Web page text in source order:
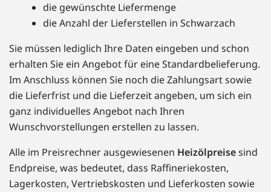
die gewünschte Liefermenge
die Anzahl der Lieferstellen in Schwarzach
Sie müssen lediglich Ihre Daten eingeben und schon
erhalten Sie ein Angebot für eine Standardbelieferung.
Im Anschluss können Sie noch die Zahlungsart sowie
die Lieferfrist und die Lieferzeit angeben, um sich ein
ganz individuelles Angebot nach Ihren
Wunschvorstellungen erstellen zu lassen.
Alle im Preisrechner ausgewiesenen Heizölpreisesind
Endpreise, was bedeutet, dass Raffineriekosten,
Lagerkosten, Vertriebskosten und Lieferkosten sowie